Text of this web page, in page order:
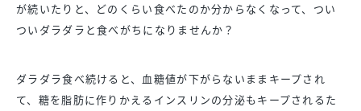
が続いたりと、どのくらい食べたのか分からなくなって、つい
ついダラダラと食べがちになりませんか？
ダラダラ食べ続けると、血糖値が下がらないままキープされ
て、糖を脂肪に作りかえるインスリンの分泌もキープされるた